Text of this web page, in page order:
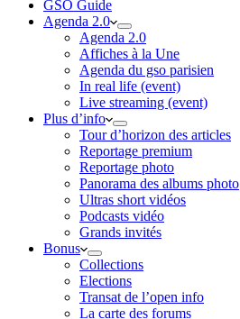
GSO Guide
Agenda 2.0
Agenda 2.0
Affiches à la Une
Agenda du gso parisien
In real life (event)
Live streaming (event)
Plus d’info
Tour d’horizon des articles
Reportage premium
Reportage photo
Panorama des albums photo
Ultras short vidéos
Podcasts vidéo
Grands invités
Bonus
Collections
Elections
Transat de l’open info
La carte des forums